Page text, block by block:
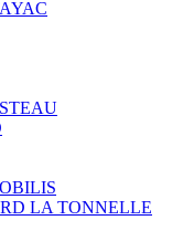
LA TONNELLE